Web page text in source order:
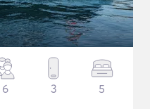
6 3 5